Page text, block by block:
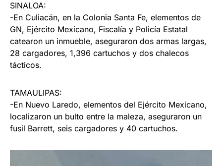
SINALOA:
-En Culiacán, en la Colonia Santa Fe, elementos de
GN, Ejército Mexicano, Fiscalía y Policía Estatal
catearon un inmueble, aseguraron dos armas largas,
28 cargadores, 1,396 cartuchos y dos chalecos
tácticos.
TAMAULIPAS:
-En Nuevo Laredo, elementos del Ejército Mexicano,
localizaron un bulto entre la maleza, aseguraron un
fusil Barrett, seis cargadores y 40 cartuchos.